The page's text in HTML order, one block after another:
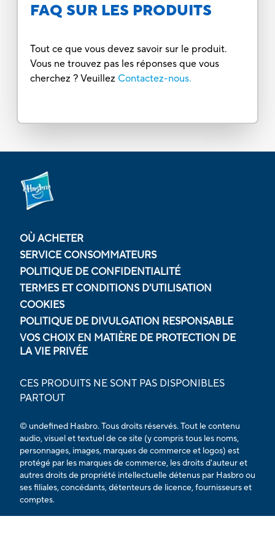
FAQ SUR LES PRODUITS
Tout ce que vous devez savoir sur le produit.
Vous ne trouvez pas les réponses que vous
cherchez ? Veuillez Contactez-nous.
OÙ ACHETER
SERVICE CONSOMMATEURS
POLITIQUE DE CONFIDENTIALITÉ
TERMES ET CONDITIONS D'UTILISATION
COOKIES
POLITIQUE DE DIVULGATION RESPONSABLE
VOS CHOIX EN MATIÈRE DE PROTECTION DE
LA VIE PRIVÉE
CES PRODUITS NE SONT PAS DISPONIBLES
PARTOUT
© undefined Hasbro. Tous droits réservés. Tout le contenu
audio, visuel et textuel de ce site (y compris tous les noms,
personnages, images, marques de commerce et logos) est
protégé par les marques de commerce, les droits d'auteur et
autres droits de propriété intellectuelle détenus par Hasbro ou
ses filiales, concédants, détenteurs de licence, fournisseurs et
comptes.